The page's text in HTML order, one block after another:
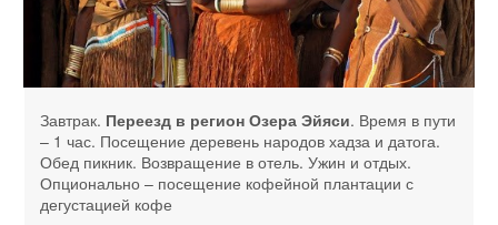
Завтрак. Переезд в регион Озера Эйяси. Время в пути
– 1 час. Посещение деревень народов хадза и датога.
Обед пикник. Возвращение в отель. Ужин и отдых.
Опционально – посещение кофейной плантации с
дегустацией кофе